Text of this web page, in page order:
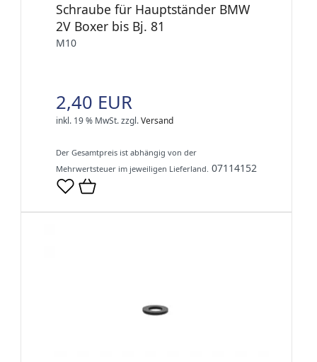
Schraube für Hauptständer BMW
2V Boxer bis Bj. 81
M10
2,40 EUR
inkl. 19 % MwSt.zzgl.Versand
Der Gesamtpreis ist abhängig von der
Mehrwertsteuer im jeweiligen Lieferland. 07114152